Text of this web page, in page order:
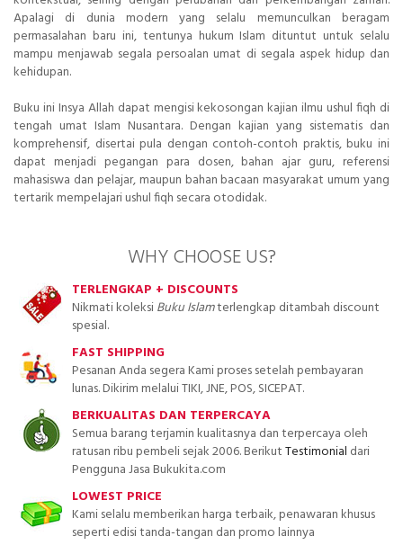
Apalagi di dunia modern yang selalu memunculkan beragam
permasalahan baru ini, tentunya hukum Islam dituntut untuk selalu
mampu menjawab segala persoalan umat di segala aspek hidup dan
kehidupan.
Buku ini Insya Allah dapat mengisi kekosongan kajian ilmu ushul fiqh di
tengah umat Islam Nusantara. Dengan kajian yang sistematis dan
komprehensif, disertai pula dengan contoh-contoh praktis, buku ini
dapat menjadi pegangan para dosen, bahan ajar guru, referensi
mahasiswa dan pelajar, maupun bahan bacaan masyarakat umum yang
tertarik mempelajari ushul fiqh secara otodidak.
WHY CHOOSE US?
TERLENGKAP + DISCOUNTS
Nikmati koleksiBuku Islamterlengkap ditambah discount
spesial.
FAST SHIPPING
Pesanan Anda segera Kami proses setelah pembayaran
lunas. Dikirim melalui TIKI, JNE, POS, SICEPAT.
BERKUALITAS DAN TERPERCAYA
Semua barang terjamin kualitasnya dan terpercaya oleh
ratusan ribu pembeli sejak 2006. BerikutTestimonial dari
Pengguna Jasa Bukukita.com
LOWEST PRICE
Kami selalu memberikan harga terbaik, penawaran khusus
seperti edisi tanda-tangan dan promo lainnya